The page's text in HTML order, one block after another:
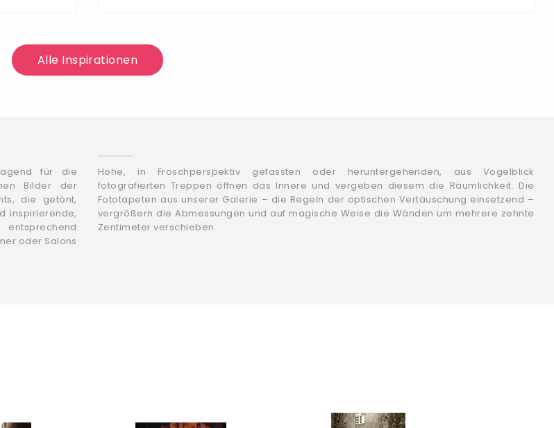
Alle Inspirationen
für die
Bilder der
die getönt,
inspirierende,
oder Salons
Hohe, in Froschperspektiv gefassten oder heruntergehenden, aus Vogelblick
fotografierten Treppen öffnen das Innere und vergeben diesem die Räumlichkeit. Die
Fototapeten aus unserer Galerie – die Regeln der optischen Vertäuschung einsetzend –
vergrößern die Abmessungen und auf magische Weise die Wänden um mehrere zehnte
Zentimeter verschieben.